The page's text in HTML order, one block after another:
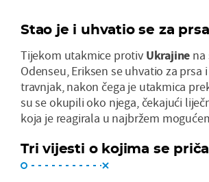
Stao je i uhvatio se za prsa
Tijekom utakmice protiv Ukrajine na
Odenseu, Eriksen se uhvatio za prsa
travnjak, nakon čega je utakmica
su se okupili oko njega, čekajući
koja je reagirala u najbržem
Tri vijesti o kojima se priča